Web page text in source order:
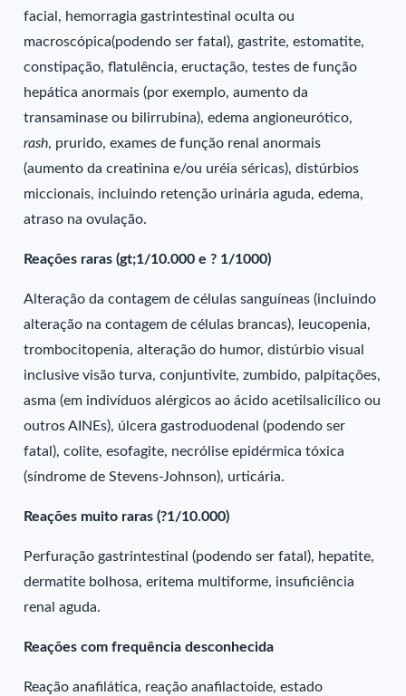
facial, hemorragia gastrintestinal oculta ou
macroscópica(podendo ser fatal), gastrite, estomatite,
constipação, flatulência, eructação, testes de função
hepática anormais (por exemplo, aumento da
transaminase ou bilirrubina), edema angioneurótico,
rash, prurido, exames de função renal anormais
(aumento da creatinina e/ou uréia séricas), distúrbios
miccionais, incluindo retenção urinária aguda, edema,
atraso na ovulação.
Reações raras (gt;1/10.000 e ? 1/1000)
Alteração da contagem de células sanguíneas (incluindo
alteração na contagem de células brancas), leucopenia,
trombocitopenia, alteração do humor, distúrbio visual
inclusive visão turva, conjuntivite, zumbido, palpitações,
asma (em indivíduos alérgicos ao ácido acetilsalicílico ou
outros AINEs), úlcera gastroduodenal (podendo ser
fatal), colite, esofagite, necrólise epidérmica tóxica
(síndrome de Stevens-Johnson), urticária.
Reações muito raras (?1/10.000)
Perfuração gastrintestinal (podendo ser fatal), hepatite,
dermatite bolhosa, eritema multiforme, insuficiência
renal aguda.
Reações com frequência desconhecida
Reação anafilática, reação anafilactoide, estado